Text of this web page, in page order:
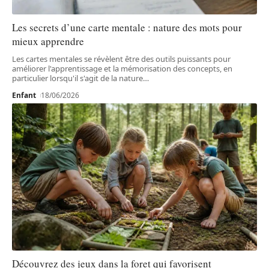
Les secrets d’une carte mentale : nature des mots pour
mieux apprendre
Les cartes mentales se révèlent être des outils puissants pour
améliorer l'apprentissage et la mémorisation des concepts, en
particulier lorsqu'il s'agit de la nature…
Enfant 18/06/2026
Découvrez des jeux dans la foret qui favorisent